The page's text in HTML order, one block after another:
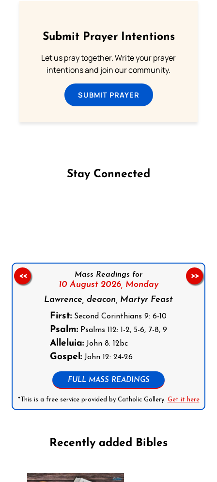
Submit Prayer Intentions
Let us pray together. Write your prayer
intentions and join our community.
SUBMIT PRAYER
Stay Connected
Mass Readings for
10 August 2026, Monday
Lawrence, deacon, Martyr Feast
First: Second Corinthians 9: 6-10
Psalm: Psalms 112: 1-2, 5-6, 7-8, 9
Alleluia: John 8: 12bc
Gospel: John 12: 24-26
FULL MASS READINGS
*This is a free service provided by Catholic Gallery. Get it here
<< >>
Recently added Bibles